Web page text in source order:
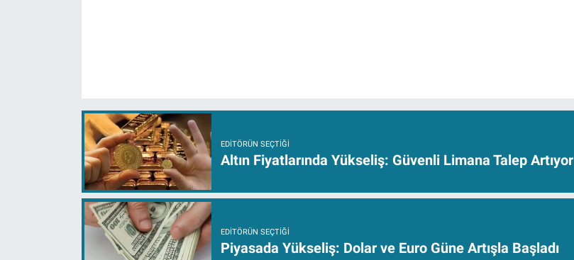
EDITÖRÜN SEÇTIĞI
Altın Fiyatlarında Yükseliş: Güvenli Limana Talep Artıyor
EDITÖRÜN SEÇTIĞI
Piyasada Yükseliş: Dolar ve Euro Güne Artışla Başladı